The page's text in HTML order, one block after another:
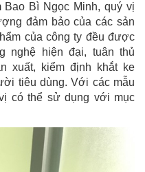
Bì Ngọc Minh, quý vị
đảm bảo của các sản
của công ty đều được
nghệ hiện đại, tuân thủ
xuất, kiểm định khắt ke
tiêu dùng. Với các mẫu
có thể sử dụng với mục